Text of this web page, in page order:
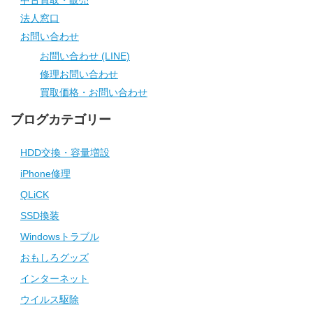
法人窓口
お問い合わせ
お問い合わせ (LINE)
修理お問い合わせ
買取価格・お問い合わせ
ブログカテゴリー
HDD交換・容量増設
iPhone修理
QLiCK
SSD換装
Windowsトラブル
おもしろグッズ
インターネット
ウイルス駆除